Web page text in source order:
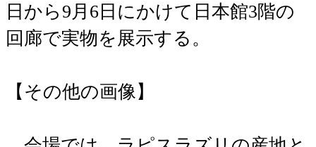
日から9月6日にかけて日本館3階の
回廊で実物を展示する。
【その他の画像】